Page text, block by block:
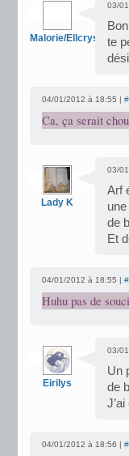
Malorie/Ellcrys
03/
te
04/01/2012 à 18:55 |
Ca, ça serait
Lady K
03/
Arf
de
Et
04/01/2012 à 18:55 |
Huhu pas de
Eirilys
03/
Un
de
04/01/2012 à 18:56 |